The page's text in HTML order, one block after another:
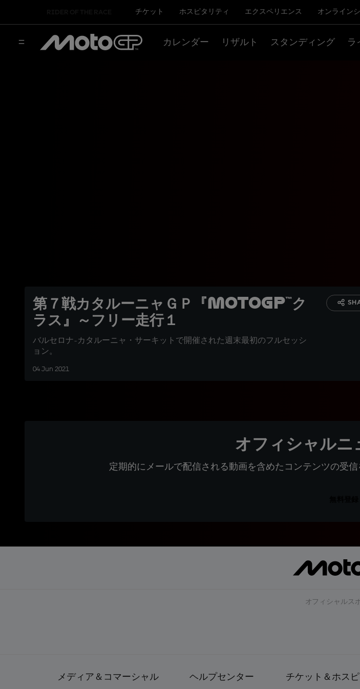
チケット ホスピタリティ エクスペリエンス オンライン
カレンダー リザルト スタンディング ラ
第７戦カタルーニャＧＰ『MotoGP™ク
ラス』～フリー走行１
バルセロナ-カタルーニャ・サーキットで開催された週末最初のフルセッシ
ョン。
04 Jun 2021
オフィシャルニ
定期的にメールで配信される動画を含めたコンテンツの受
オフィシャルス
メディア＆コマーシャル ヘルプセンター チケット＆ホス